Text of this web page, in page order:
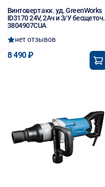
Винтоверт акк. уд. GreenWorks
ID3170 24V, 2Ач и З/У бесщеточ.
3804907CUA
нет отзывов
8 490 ₽